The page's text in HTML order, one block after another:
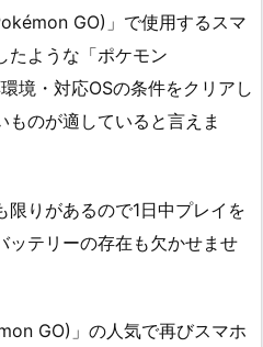
GO)」で使用するスマ
たような「ポケモン
境・対応OSの条件をクリアし
のが適していると言えま
限りがあるので1日中プレイを
ッテリーの存在も欠かせませ
GO)」の人気で再びスマホ